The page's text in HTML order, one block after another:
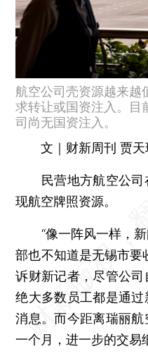
航空公司壳资源越来越
求转让或国资注入。目
司尚无国资注入。
文｜财新周刊 贾天
民营地方航空公司
现航空牌照资源。
“像一阵风一样，新
部也不知道是无锡市要
诉财新记者，尽管公
绝大多数员工都是通
消息。而今距离瑞丽
一个月，进一步的交易